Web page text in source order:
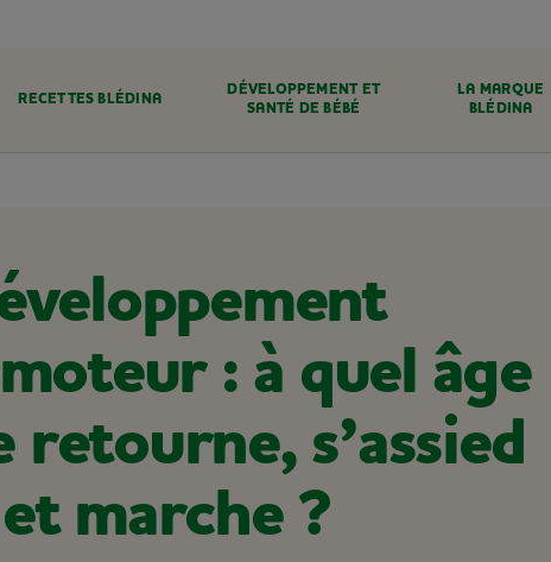
RECETTES BLÉDINA
DÉVELOPPEMENT ET
SANTÉ DE BÉBÉ
LA MARQUE
BLÉDINA
: à quel âge
retourne, s’assied
et marche ?